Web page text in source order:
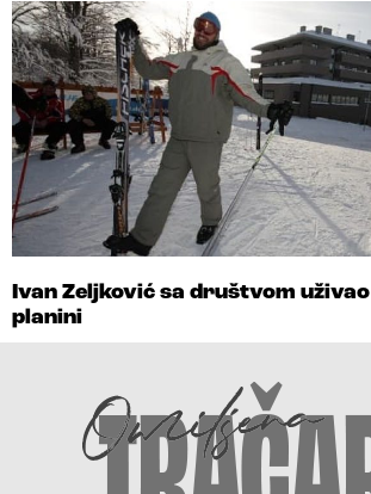
Ivan Zeljković sa društvom
planini